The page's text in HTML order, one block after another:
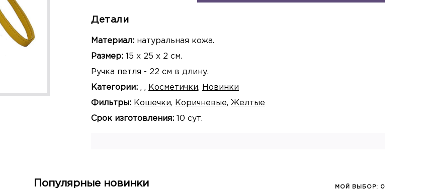
Детали
Материал: натуральная кожа.
Размер: 15 х 25 х 2 см.
Ручка петля - 22 см в длину.
Категории: , , Косметички, Новинки
Фильтры: Кошечки, Коричневые, Желтые
Срок изготовления: 10 сут.
Популярные новинки МОЙ ВЫБОР: 0